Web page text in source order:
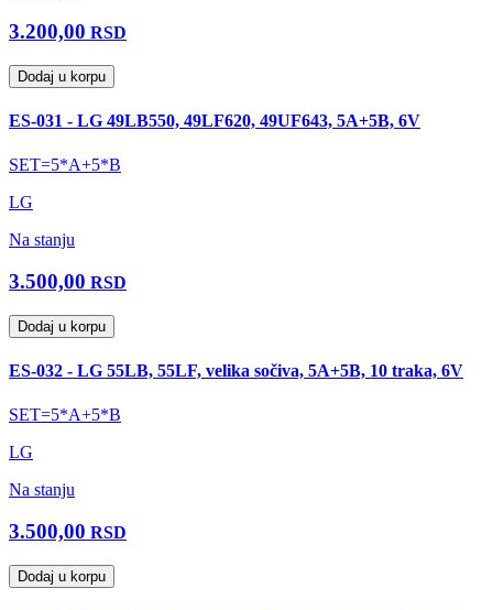
3.200,00 RSD
Dodaj u korpu
ES-031 - LG 49LB550, 49LF620, 49UF643, 5A+5B, 6V
SET=5*A+5*B
LG
Na stanju
3.500,00 RSD
Dodaj u korpu
ES-032 - LG 55LB, 55LF, velika sočiva, 5A+5B, 10 traka, 6V
SET=5*A+5*B
LG
Na stanju
3.500,00 RSD
Dodaj u korpu